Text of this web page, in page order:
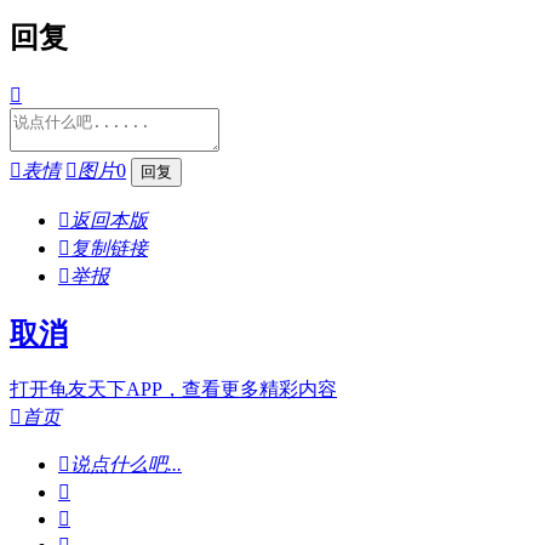
回复

表情 图片0
 返回本版
 复制链接
举报
取消
打开龟友天下APP，查看更多精彩内容
 首页
说点什么吧...

